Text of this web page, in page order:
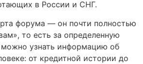
в России и СНГ.
форума — он почти полностью
то есть за определенную
узнать информацию об
от кредитной истории до